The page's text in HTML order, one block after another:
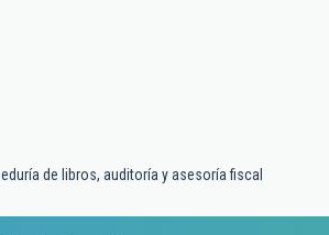
de libros, auditoría y asesoría fiscal